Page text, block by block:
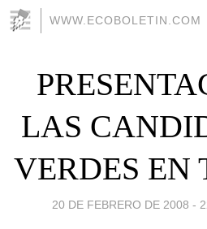
WWW.ECOBOLETIN.COM
LAS
VERDES EN
20 DE FEBRERO DE 2008 -